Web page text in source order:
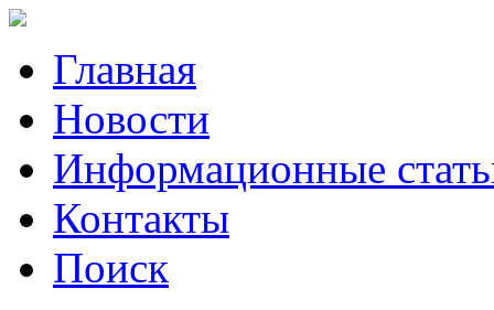
Главная
Новости
Информационные
Контакты
Поиск